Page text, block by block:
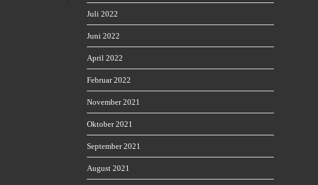
Juli 2022
Juni 2022
April 2022
Februar 2022
November 2021
Oktober 2021
September 2021
August 2021